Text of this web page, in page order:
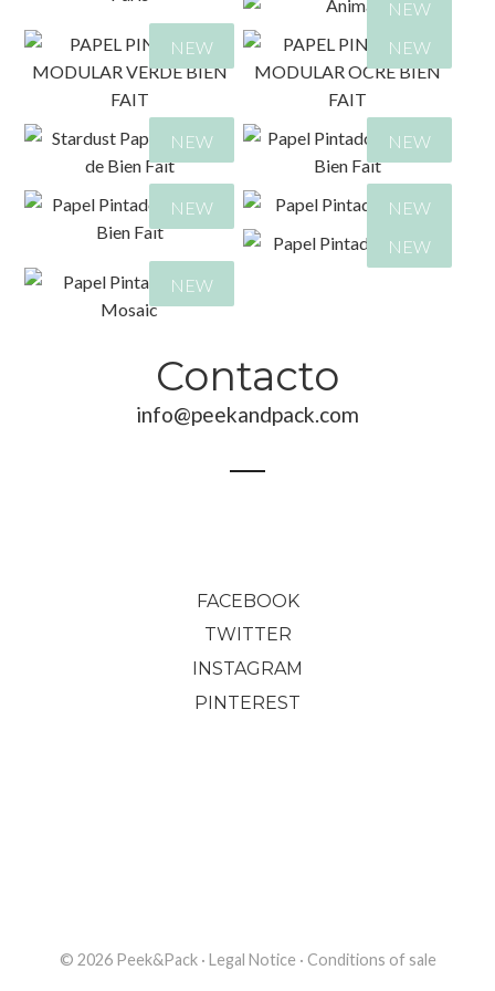
329,00€ 349,00€
349,00€ 349,00 €
€
NEW
329,00€
NEW
€
NEW
€
NEW NEW
649,00
NEW NEW
349,00
NEW
NEW
Contacto
info@peekandpack.com
FACEBOOK
TWITTER
INSTAGRAM
PINTEREST
© 2026 Peek&Pack · Legal Notice · Conditions of sale